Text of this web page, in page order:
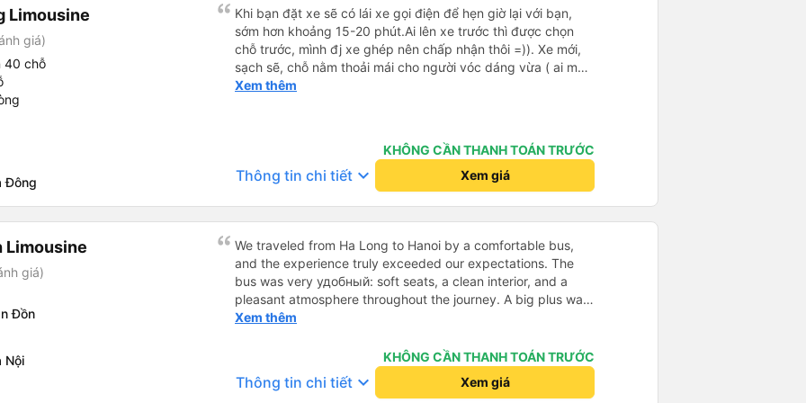
Limousine
giá)
40 chỗ
Đông
Khi bạn đặt xe sẽ có lái xe gọi điện để hẹn giờ lại với bạn,
sớm hơn khoảng 15-20 phút.Ai lên xe trước thì được chọn
chỗ trước, mình đj xe ghép nên chấp nhận thôi =)). Xe mới,
sạch sẽ, chỗ nằm thoải mái cho người vóc dáng vừa ( ai m8
người thì hơi vướng víu xíu ha ). Hừm xe mới, điều hoà lạnh
chuyện điện thoại khá là to làm mình trong chuyến đi tỉnh
dậy sương sương khoảng 2-3 lần nhưng vẫn ngủ ngon (may
béo nên dễ ngủ tỉnh là ngủ típ ). Nhà xe nên mắc cái rèm hay
màn nhựa ngăn cách khách với lái xe, ổm cho 2 bên. Nói
chung mình rất có thiện cảm với nhà xe này nên nếu đi đâu
Xem thêm
KHÔNG CẦN THANH TOÁN TRƯỚC
Thông tin chi tiết keyboard_arrow_down Xem giá
Limousine
giá)
Đồn
Nội
We traveled from Ha Long to Hanoi by a comfortable bus,
and the experience truly exceeded our expectations. The
bus was very удобный: soft seats, a clean interior, and a
pleasant atmosphere throughout the journey. A big plus was
that each passenger had access to an individual phone
want to highlight the excellent service: we were picked up
directly from our hotel and dropped off exactly at the
address we requested. Everything was well-organized,
Xem thêm
KHÔNG CẦN THANH TOÁN TRƯỚC
Thông tin chi tiết keyboard_arrow_down Xem giá